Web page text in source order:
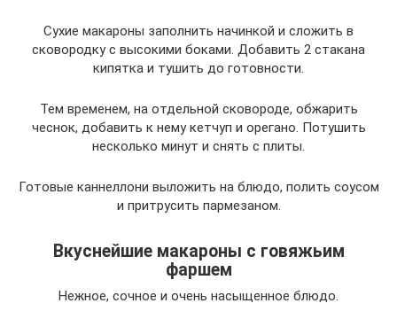
Сухие макароны заполнить начинкой и сложить в
сковородку с высокими боками. Добавить 2 стакана
кипятка и тушить до готовности.
Тем временем, на отдельной сковороде, обжарить
чеснок, добавить к нему кетчуп и орегано. Потушить
несколько минут и снять с плиты.
Готовые каннеллони выложить на блюдо, полить соусом
и притрусить пармезаном.
Вкуснейшие макароны с говяжьим
фаршем
Нежное, сочное и очень насыщенное блюдо.